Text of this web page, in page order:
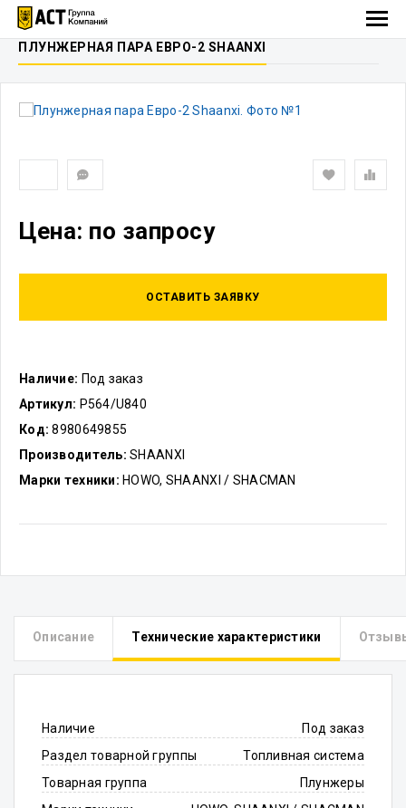
ПЛУНЖЕРНАЯ ПАРА ЕВРО-2 SHAANXI
Наличие: Под заказ
Артикул: P564/U840
Код: 8980649855
Производитель: SHAANXI
Марки техники: HOWO, SHAANXI / SHACMAN
Цена: по запросу
ОСТАВИТЬ ЗАЯВКУ
Описание Технические характеристики
Наличие
Под заказ
Раздел товарной группы
Топливная система
Товарная группа
Плунжеры